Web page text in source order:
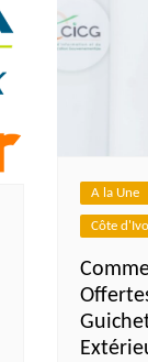
A la Une
Côte